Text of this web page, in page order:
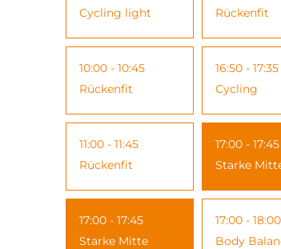
Cycling light
10:00 - 10:45
Rückenfit
11:00 - 11:45
Rückenfit
17:00 - 17:45
Starke Mitte
Rückenfit
16:50 - 17:35
Cycling
17:00 - 17:45
Starke
17:00 - 18:00
Body